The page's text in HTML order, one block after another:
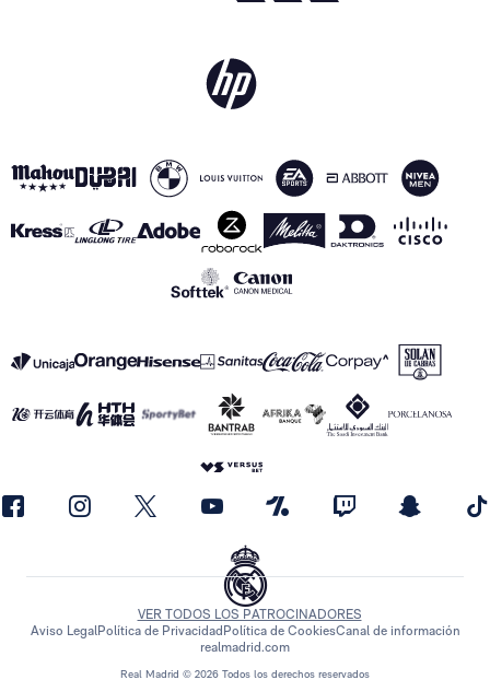
Real Madrid © 2026 Todos los derechos reservados
VER TODOS LOS PATROCINADORES
Aviso LegalPolítica de PrivacidadPolítica de CookiesCanal de información
realmadrid.com